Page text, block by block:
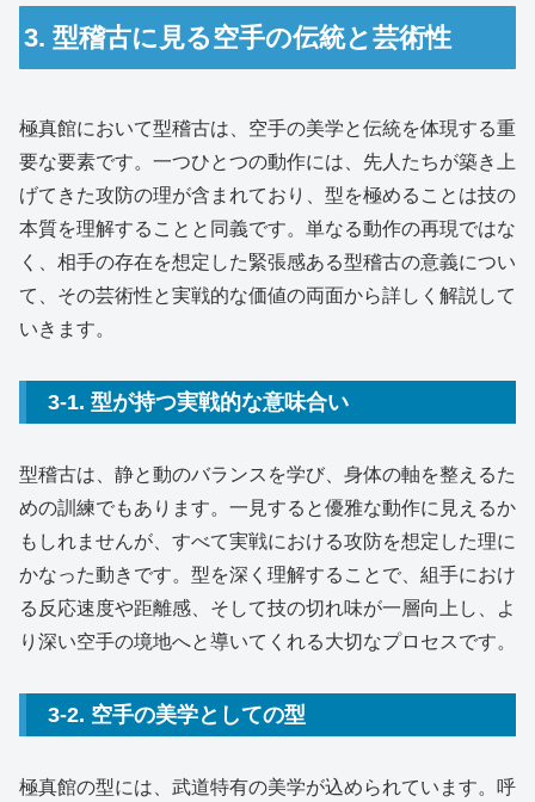
3. 型稽古に見る空手の伝統と芸術性
極真館において型稽古は、空手の美学と伝統を体現する重
要な要素です。一つひとつの動作には、先人たちが築き上
げてきた攻防の理が含まれており、型を極めることは技の
本質を理解することと同義です。単なる動作の再現ではな
く、相手の存在を想定した緊張感ある型稽古の意義につい
て、その芸術性と実戦的な価値の両面から詳しく解説して
いきます。
3-1. 型が持つ実戦的な意味合い
型稽古は、静と動のバランスを学び、身体の軸を整えるた
めの訓練でもあります。一見すると優雅な動作に見えるか
もしれませんが、すべて実戦における攻防を想定した理に
かなった動きです。型を深く理解することで、組手におけ
る反応速度や距離感、そして技の切れ味が一層向上し、よ
り深い空手の境地へと導いてくれる大切なプロセスです。
3-2. 空手の美学としての型
極真館の型には、武道特有の美学が込められています。呼